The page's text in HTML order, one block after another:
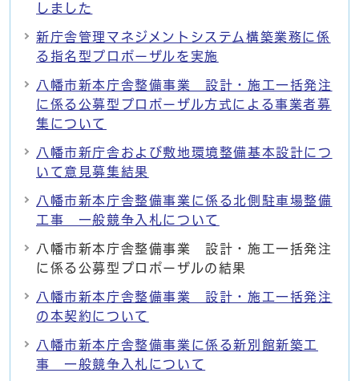
しました
新庁舎管理マネジメントシステム構築業務に係
る指名型プロポーザルを実施
八幡市新本庁舎整備事業 設計・施工一括発注
に係る公募型プロポーザル方式による事業者募
集について
八幡市新庁舎および敷地環境整備基本設計につ
いて意見募集結果
八幡市新本庁舎整備事業に係る北側駐車場整備
工事 一般競争入札について
八幡市新本庁舎整備事業 設計・施工一括発注
に係る公募型プロポーザルの結果
八幡市新本庁舎整備事業 設計・施工一括発注
の本契約について
八幡市新本庁舎整備事業に係る新別館新築工
事 一般競争入札について